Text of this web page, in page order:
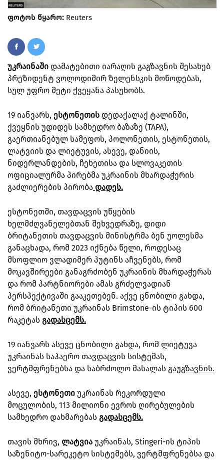
ფოტოს წყარო: Reuters
უკრაინაში დამატებითი იარაღის გაგზავნის შესახებ
პრეზიდენტ ვოლოდიმირ ზელენსკის მოწოდებას,
სულ უფრო მეტი ქვეყანა პასუხობს.
19 იანვარს, ესტონეთის დედაქალაქ ტალინში,
ქვეყნის უდიდეს სამხედრო ბაზაზე (TAPA),
გაერთიანებულ სამეფოს, პოლონეთის, ესტონეთის,
ლატვიის და ლიეტუვის, ასევე, დანიის,
ნიდერლანდების, ჩეხეთისა და სლოვაკეთის
ოფიციალურმა პირებმა უკრაინის მხარდაჭერის
გაძლიერების პირობა დადეს.
ესტონეთში, თავდაცვის უწყების
ხელმძღვანელებთან შეხვედრაზე, დიდი
ბრიტანეთის თავდაცვის მინისტრმა ბენ უოლესმა
განაცხადა, რომ 2023 იქნება წელი, როდესაც
მსოფლიო ვლადიმერ პუტინს აჩვენებს, რომ
მოკავშირეები განაგრძობენ უკრაინის მხარდაჭერას
და რომ პარტნიორები ამას გრძელვადიან
პერსპექტივაში გააკეთებენ. აქვე ცნობილი გახდა,
რომ ბრიტანეთი უკრაინას Brimstone-ის ტიპის 600
რაკეტას გადასცემს.
19 იანვარს ასევე ცნობილი გახდა, რომ ლიეტუვა
უკრაინას საჰაერო თავდაცვის სისტემას,
ვერტმფრენებსა და საბრძოლო მასალას გაუგზავნის.
ასევე, ესტონეთი უკრაინას რეკორდული
მოცულობის, 113 მილიონი ევროს ღირებულების
სამხედრო დახმარებას გადასცემს.
თავის მხრივ, ლატვია უკრაინას, Stingeri-ის ტიპის
საზენიტო-სარეკეტო სისტემებს, ვერტმფრენებსა და